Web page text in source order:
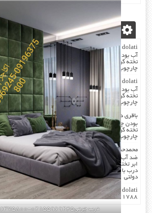
درب چرمی02155969245-09196375800
آخرین دیدگاه‌ها
dolati درصدا گیر…درب اکوستیک…چرم کردن درب با
آب بودن چرم …در هنگام چرم کردن همه ی درز های درب
تخته گرفته میشود که جلوی صدا را میگیرد . کار در محل
چارچوب فیکس میشود۰۹۱۹۶۳۷۵۸۰۰-۰۹۳۰۷۸۰۱۷۸۸مهندس دولتی
dolati
صدا گیر…درب اکوستیک…چرم کردن درب با
آب بودن چرم …در هنگام چرم کردن همه ی درز های درب
تخته گرفته میشود که جلوی صدا را میگیرد . کار در محل
چارچوب فیکس میشود۰۹۱۹۶۳۷۵۸۰۰-۰۹۳۰۷۸۰۱۷۸۸مهندس دولتی
باقری در
صدا گیر…درب اکوستیک…چرم کردن درب با
بودن چرم …در هنگام چرم کردن همه ی درز های درب و
تخته گرفته میشود که جلوی صدا را میگیرد . کار در محل
چارچوب فیکس میشود۰۹۱۹۶۳۷۵۸۰۰-۰۹۳۰۷۸۰۱۷۸۸مهندس دولتی
محمدحسندر
صدا گیر…درب اکوستیک…چرم کردن درب
ضد آب بودن چرم …در هنگام چرم کردن همه ی درز های
ابر تخته گرفته میشود که جلوی صدا را میگیرد . کار در
دولتی
dolati در
اکوستیک -درب
۰۹۳۰۷۸۰۱۷۸۸